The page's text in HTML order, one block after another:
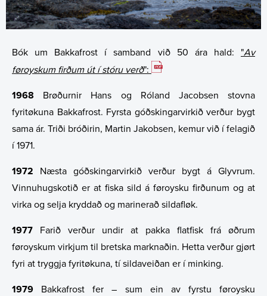
Lýsingartilfar
Investment Calculator
Share Series
Latest Share Trades
Issued Share Capital History
Major Shareholders
Rights and Restrictions
Share Savings Plan
Webcast
Financial Calendar
Financial Strategy
Dividend
Debt Financing
Corporate Governance
Viðtøkur
Valnevnd
Ársaðalfundur (AGM)
Nevnd
Stjórn
Analyst Coverage
Analyst Coverage
Consensus Estimates
Recommendation Overview
Burðardygd
Tíðindi
Góðkenningar
Sunt Umhvørvi
Sunn Samfeløg
Virðisskapan
Samfelagsáhugi
Gjøgnumskygni
Sustainability at Bakkafrost
Sustainability Governance
About Sustainability at Bakkafrost
Íløguætlan - Brynja okkum til framtíðina
Starv
Virðisketan hjá Bakkafrost
Burðardygd
ASC Reports
Starvsfólk
Valnevnd
Nevnd
Stjórn
Bók um Bakkafrost í samband við 50 ára hald: "Av
føroyskum firðum út í stóru verð":
1968 Brøðurnir Hans og Róland Jacobsen stovna
fyritøkuna Bakkafrost. Fyrsta góðskingarvirkið verður bygt
sama ár. Triði bróðirin, Martin Jakobsen, kemur við í felagið
í 1971.
1972 Næsta góðskingarvirkið verður bygt á Glyvrum.
Vinnuhugskotið er at fiska sild á føroysku firðunum og at
virka og selja kryddað og marinerað sildafløk.
1977 Farið verður undir at pakka flatfisk frá øðrum
føroyskum virkjum til bretska marknaðin. Hetta verður gjørt
fyri at tryggja fyritøkuna, tí sildaveiðan er í minking.
1979 Bakkafrost fer – sum ein av fyrstu føroysku